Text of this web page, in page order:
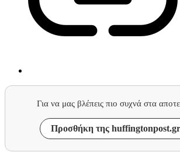
Για να μας βλέπεις πιο συχνά στα
Προσθήκη της